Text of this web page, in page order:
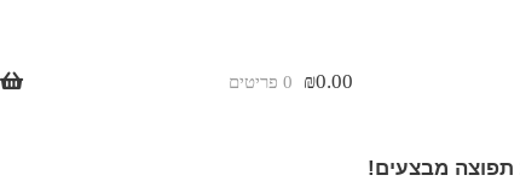
₪0.00 0 פריטים
מבצעים!